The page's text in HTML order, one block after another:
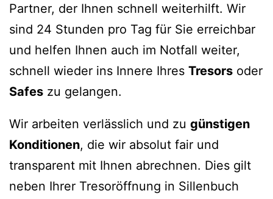
Partner, der Ihnen schnell weiterhilft. Wir
sind 24 Stunden pro Tag für Sie erreichbar
und helfen Ihnen auch im Notfall weiter,
schnell wieder ins Innere Ihres Tresors oder
Safes zu gelangen.
Wir arbeiten verlässlich und zu günstigen
Konditionen, die wir absolut fair und
transparent mit Ihnen abrechnen. Dies gilt
neben Ihrer Tresoröffnung in Sillenbuch